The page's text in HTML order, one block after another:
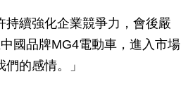
續強化企業競爭力，會後嚴
國品牌MG4電動車，進入市場
的感情。」